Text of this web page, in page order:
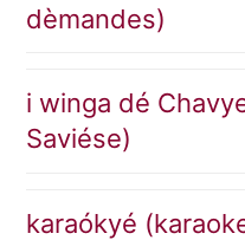
dèmandes)
i winga dé
Saviése)
karaókyé